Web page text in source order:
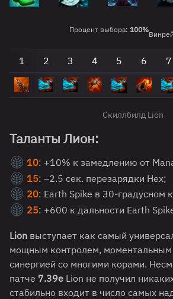
Процент выбора: 100%
1 2 3 4 5 6 7
Скиллбилд Lion
Таланты Лион:
10: +10% к замедлению от
15: –2.5 сек. перезарядки Hex;
20: Earth Spike в 30-градусном
25: +600 к дальности Earth
Lion выступает как самый
мощным контролем, моментальным
синергией со многими корами.
патче 7.39e Lion не получил
стабильно входит в число самых